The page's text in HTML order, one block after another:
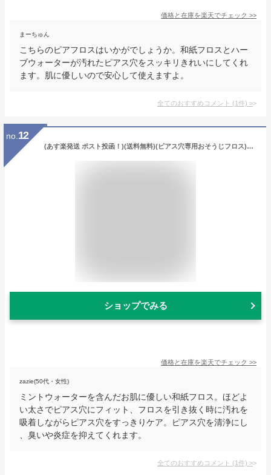
価格と在庫を楽天でチェック >>
まーちゅん
こちらのピアフロスはいかがでしょうか。和紙フロスとハー
ブウォーターが汚れたピアス穴をスッキリきれいにしてくれ
ます。肌に優しいので安心して使えますよ。
全てのおすすめコメント (1件) >
no. 12
(あす楽発送 ポスト投函！)(送料無料)(ピアス穴専用おそうじフロス)ワンダーワークス ピアフロス つめかえ用フロス 60本入×4個セット (PIAFLOSS) - お肌にやさしい和紙フロスとハーブウォーターが汚れたピアス穴をスッキリきれいにします。(ネコポス)【smtb-s】
ショップでみる
価格と在庫を楽天でチェック >>
zazie(50代・女性)
ミントウォーターを含んだお肌に優しい和紙フロス。ほどよ
い太さでピアス穴にフィット、フロスを引き抜く時に汚れを
吸着しながらピアス穴をすっきりケア。ピアス穴を清浄にし
、臭いや炎症を抑えてくれます。
全てのおすすめコメント (1件) >